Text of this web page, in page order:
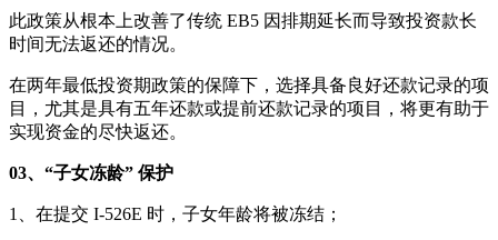
此政策从根本上改善了传统 EB5 因排期延长而导致投资款长
时间无法返还的情况。
在两年最低投资期政策的保障下，选择具备良好还款记录的项
目，尤其是具有五年还款或提前还款记录的项目，将更有助于
实现资金的尽快返还。
03、“子女冻龄” 保护
1、在提交 I-526E 时，子女年龄将被冻结；